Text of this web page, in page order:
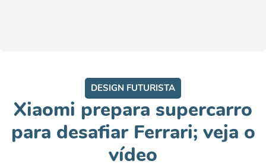
DESIGN FUTURISTA
Xiaomi prepara supercarro
para desafiar Ferrari; veja o
vídeo